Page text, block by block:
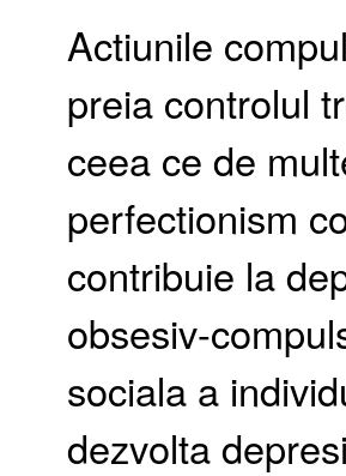
Actiunile
preia controlul
ceea ce de
perfectionism
contribuie la
obsesiv-
sociala a
dezvolta